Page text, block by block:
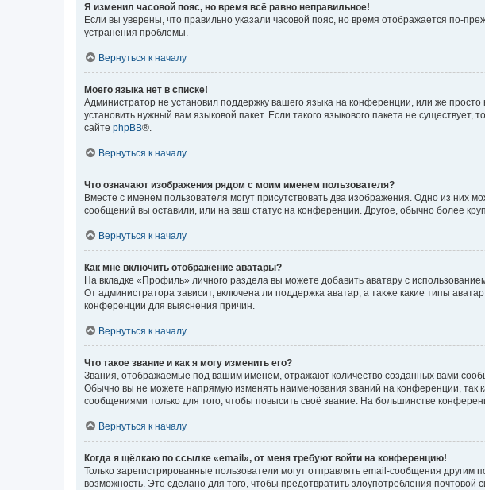
Я изменил часовой пояс, но время всё равно неправильное!
Если вы уверены, что правильно указали часовой пояс, но время отображается по-
устранения проблемы.
Вернуться к началу
Моего языка нет в списке!
Администратор не установил поддержку вашего языка на конференции, или же
установить нужный вам языковой пакет. Если такого языкового пакета не
сайте phpBB®.
Вернуться к началу
Что означают изображения рядом с моим именем пользователя?
Вместе с именем пользователя могут присутствовать два изображения. Одно из них
сообщений вы оставили, или на ваш статус на конференции. Другое, обычно более
Вернуться к началу
Как мне включить отображение аватары?
На вкладке «Профиль» личного раздела вы можете добавить аватару с
От администратора зависит, включена ли поддержка аватар, а также какие типы
конференции для выяснения причин.
Вернуться к началу
Что такое звание и как я могу изменить его?
Звания, отображаемые под вашим именем, отражают количество созданных вами
Обычно вы не можете напрямую изменять наименования званий на конференции,
сообщениями только для того, чтобы повысить своё звание. На большинстве
Вернуться к началу
Когда я щёлкаю по ссылке «email», от меня требуют войти на конференцию!
Только зарегистрированные пользователи могут отправлять email-сообщения
возможность. Это сделано для того, чтобы предотвратить злоупотребления почтовой